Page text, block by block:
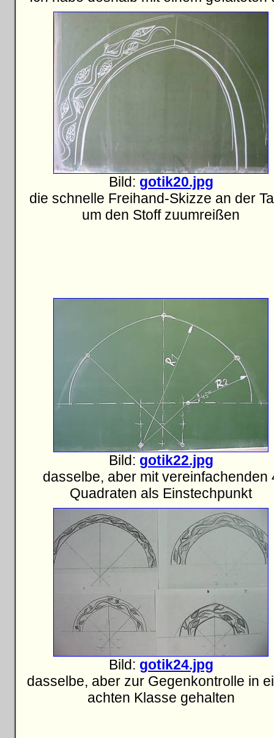
Bild: gotik20.jpg
die schnelle Freihand-Skizze an der
um den Stoff zuumreißen
Bild: gotik22.jpg
dasselbe, aber mit vereinfachenden
Quadraten als Einstechpunkt
Bild: gotik24.jpg
dasselbe, aber zur Gegenkontrolle in
achten Klasse gehalten